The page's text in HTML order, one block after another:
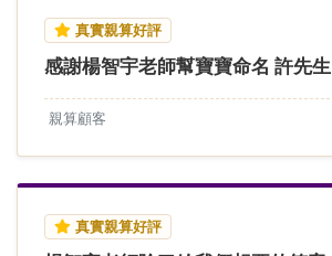
真實親算好評
感謝楊智宇老師幫寶寶命名 許先生
親算顧客
真實親算好評